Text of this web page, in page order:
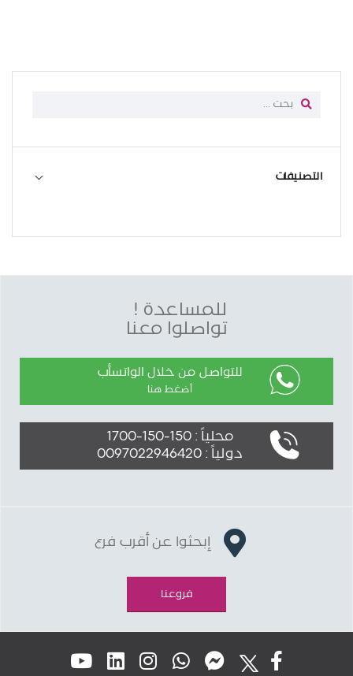
التصنيفات
للمساعدة !
تواصلوا معنا
للتواصل من خلال الواتسأب
أضغط هنا
محلياً : 150-150-1700
دولياً : 0097022946420
إبحثوا عن أقرب فرع
فروعنا